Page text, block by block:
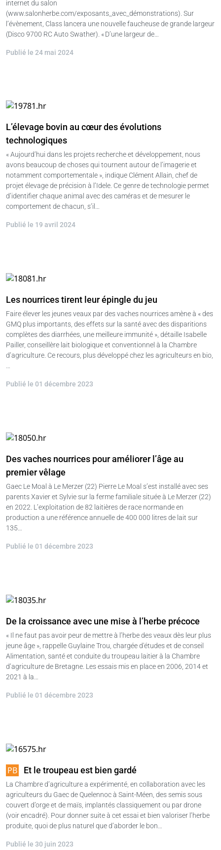
internet du salon
(www.salonherbe.com/exposants_avec_démonstrations). Sur
l’évènement, Class lancera une nouvelle faucheuse de grande largeur
(Disco 9700 RC Auto Swather). « D’une largeur de…
Publié le 24 mai 2024
L’élevage bovin au cœur des évolutions
technologiques
« Aujourd’hui dans les projets recherche et développement, nous
avons beaucoup de choses qui tournent autour de l’imagerie et
notamment comportementale », indique Clément Allain, chef de
projet élevage de précision à l’Idele. Ce genre de technologie permet
d’identifier chaque animal avec des caméras et de mesurer le
comportement de chacun, s’il…
Publié le 19 avril 2024
Les nourrices tirent leur épingle du jeu
Faire élever les jeunes veaux par des vaches nourrices amène à « des
GMQ plus importants, des effets sur la santé avec des disparitions
complètes des diarrhées, une meilleure immunité », détaille Isabelle
Pailler, conseillère lait biologique et conventionnel à la Chambre
d’agriculture. Ce recours, plus développé chez les agriculteurs en bio,
…
Publié le 01 décembre 2023
Des vaches nourrices pour améliorer l’âge au
premier vêlage
Gaec Le Moal à Le Merzer (22) Pierre Le Moal s’est installé avec ses
parents Xavier et Sylvie sur la ferme familiale située à Le Merzer (22)
en 2022. L’exploitation de 82 laitières de race normande en
production a une référence annuelle de 400 000 litres de lait sur
135…
Publié le 01 décembre 2023
De la croissance avec une mise à l’herbe précoce
« Il ne faut pas avoir peur de mettre à l’herbe des veaux dès leur plus
jeune âge », rappelle Guylaine Trou, chargée d'études et de conseil
Alimentation, santé et conduite du troupeau laitier à la Chambre
d’agriculture de Bretagne. Les essais mis en place en 2006, 2014 et
2021 à la…
Publié le 01 décembre 2023
Et le troupeau est bien gardé
La Chambre d’agriculture a expérimenté, en collaboration avec les
agriculteurs du Gaec de Quelennoc à Saint-Méen, des semis sous
couvert d’orge et de maïs, implantés classiquement ou par drone
(voir encadré). Pour donner suite à cet essai et bien valoriser l’herbe
produite, quoi de plus naturel que d’aborder le bon…
Publié le 30 juin 2023